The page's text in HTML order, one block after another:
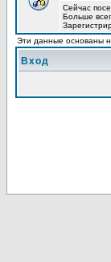
Сейчас
Больше
Эти данные основаны
Вход